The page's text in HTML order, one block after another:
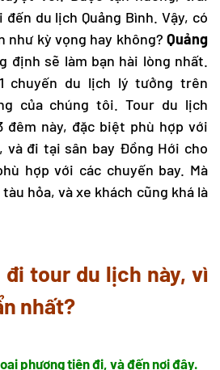
đến du lịch Quảng Bình. Vậy, có
kỳ vọng hay không? Quảng
định sẽ làm bạn hài lòng nhất.
chuyến du lịch lý tưởng trên
của chúng tôi.Tour du lịch
đêm này, đặc biệt phù hợp với
và đi tại sân bay Đồng Hới cho
hợp với các chuyến bay. Mà
hỏa, và xe khách cũng khá là
đi tour du lịch này, vì
nhất?
phương tiện đi, và đến nơi đây.